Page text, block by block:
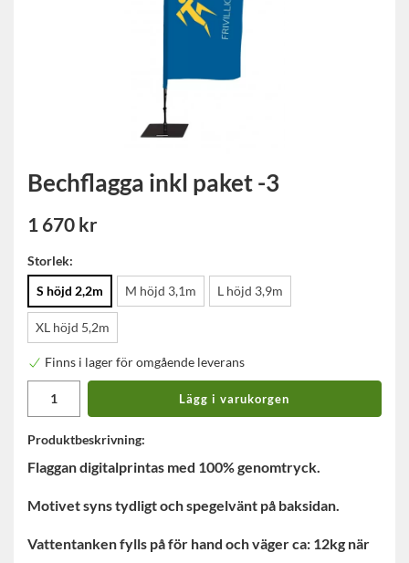
Bechflagga inkl paket -3
1 670 kr
Storlek:
S höjd 2,2m
M höjd 3,1m L höjd 3,9m
XL höjd 5,2m
Finns i lager för omgående leverans
Lägg i varukorgen
Produktbeskrivning:
Flaggan digitalprintas med 100% genomtryck.
Motivet syns tydligt och spegelvänt på baksidan.
Vattentanken fylls på för hand och väger ca: 12kg när